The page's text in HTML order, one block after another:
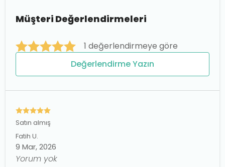
Müşteri Değerlendirmeleri
1 değerlendirmeye göre
Değerlendirme Yazın
Satın almış
Fatih U.
9 Mar, 2026
Yorum yok